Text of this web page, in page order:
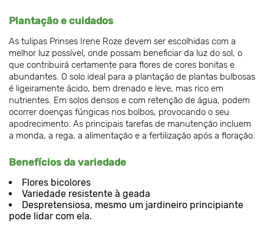
Plantação e cuidados
As tulipas Prinses Irene Roze devem ser escolhidas com a
melhor luz possível, onde possam beneficiar da luz do sol, o
que contribuirá certamente para flores de cores bonitas e
abundantes. O solo ideal para a plantação de plantas bulbosas
é ligeiramente ácido, bem drenado e leve, mas rico em
nutrientes. Em solos densos e com retenção de água, podem
ocorrer doenças fúngicas nos bolbos, provocando o seu
apodrecimento. As principais tarefas de manutenção incluem
a monda, a rega, a alimentação e a fertilização após a floração.
Benefícios da variedade
Flores bicolores
Variedade resistente à geada
Despretensiosa, mesmo um jardineiro principiante
pode lidar com ela.